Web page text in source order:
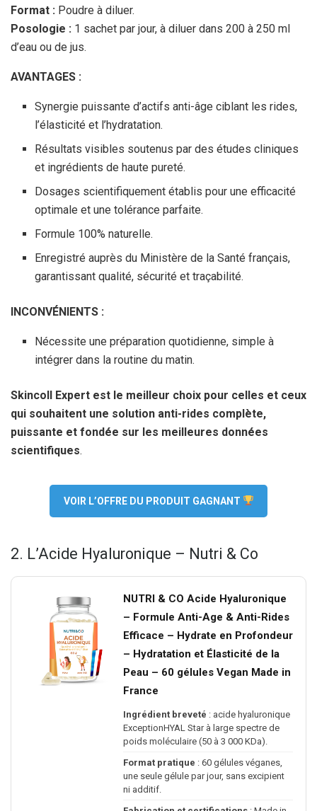
Format : Poudre à diluer.
Posologie : 1 sachet par jour, à diluer dans 200 à 250 ml
d’eau ou de jus.
AVANTAGES :
Synergie puissante d’actifs anti-âge ciblant les rides,
l’élasticité et l’hydratation.
Résultats visibles soutenus par des études cliniques
et ingrédients de haute pureté.
Dosages scientifiquement établis pour une efficacité
optimale et une tolérance parfaite.
Formule 100% naturelle.
Enregistré auprès du Ministère de la Santé français,
garantissant qualité, sécurité et traçabilité.
INCONVÉNIENTS :
Nécessite une préparation quotidienne, simple à
intégrer dans la routine du matin.
Skincoll Expert est le meilleur choix pour celles et ceux
qui souhaitent une solution anti-rides complète,
puissante et fondée sur les meilleures données
scientifiques.
VOIR L’OFFRE DU PRODUIT GAGNANT
2. L’Acide Hyaluronique – Nutri & Co
NUTRI & CO Acide Hyaluronique
– Formule Anti-Age & Anti-Rides
Efficace – Hydrate en Profondeur
– Hydratation et Élasticité de la
Peau – 60 gélules Vegan Made in
France
Ingrédient breveté : acide hyaluronique
ExceptionHYAL Star à large spectre de
poids moléculaire (50 à 3 000 KDa).
Format pratique : 60 gélules véganes,
une seule gélule par jour, sans excipient
ni additif.